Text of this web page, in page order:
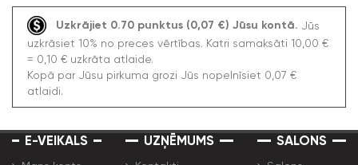
Uzkrājiet 0.70 punktus (0,07 €) Jūsu kontā.
Jūs
uzkrāsiet 10% no preces vērtības. Katri samaksāti 10,00 €
= 0,10 € uzkrāta atlaide.
Kopā par Jūsu pirkuma grozi Jūs nopelnīsiet 0,07 €
atlaidi.
E-VEIKALS UZŅĒMUMS SALONS